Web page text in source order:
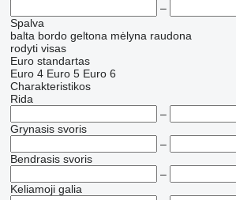
–
Spalva
balta bordo geltona mėlyna raudona
rodyti visas
Euro standartas
Euro 4 Euro 5 Euro 6
Charakteristikos
Rida
–
Grynasis svoris
–
Bendrasis svoris
–
Keliamoji galia